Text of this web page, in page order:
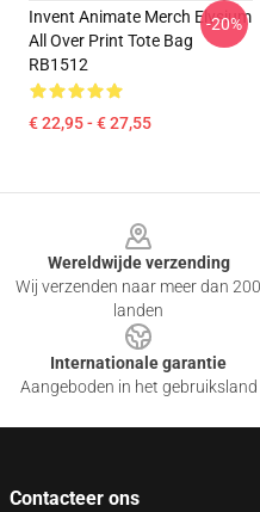
Invent Animate Merch Elysium
All Over Print Tote Bag
RB1512
€ 22,95 - € 27,55
-20%
Wereldwijde verzending
Wij verzenden naar meer dan 200
landen
Internationale garantie
Aangeboden in het gebruiksland
Contacteer ons